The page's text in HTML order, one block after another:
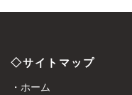
◇サイトマップ
・ホーム